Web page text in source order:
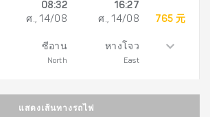
08:32
ศ., 14/08
ซีอาน
North
16:27
ศ., 14/08
หางโจว
East
765 元
แสดงเส้นทางรถไฟ